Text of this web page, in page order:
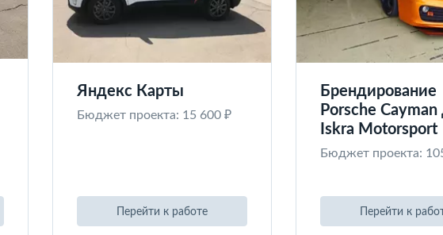
Яндекс Карты
Бюджет проекта: 15 600 ₽
Перейти к работе
Брендирование
Porsche Cayman
Iskra Motorsport
Бюджет проекта:
Перейти к